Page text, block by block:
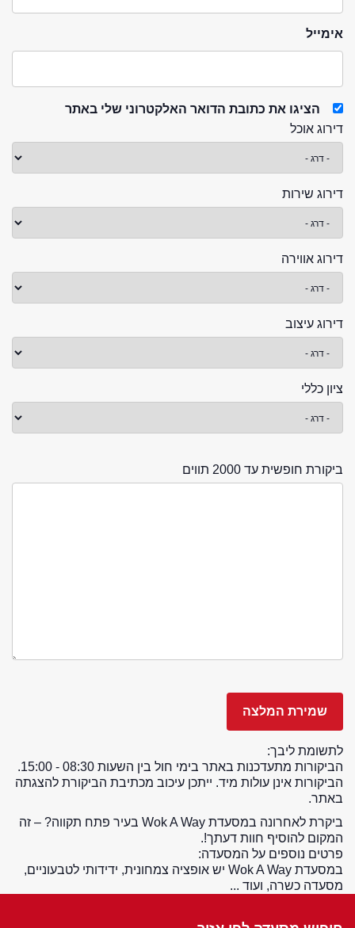
אימייל
הציגו את כתובת הדואר האלקטרוני שלי באתר
דירוג אוכל
דירוג שירות
דירוג אווירה
דירוג עיצוב
ציון כללי
ביקורת חופשית עד 2000 תווים
לתשומת ליבך:
הביקורות מתעדכנות באתר בימי חול בין השעות 08:30 - 15:00.
הביקורות אינן עולות מיד. ייתכן עיכוב מכתיבת הביקורת להצגתה
באתר.
ביקרת לאחרונה במסעדת Wok A Way בעיר פתח תקווה? – זה
המקום להוסיף חוות דעתך!.
פרטים נוספים על המסעדה:
במסעדת Wok A Way יש אופציה צמחונית, ידידותי לטבעוניים,
מסעדה כשרה, ועוד ...